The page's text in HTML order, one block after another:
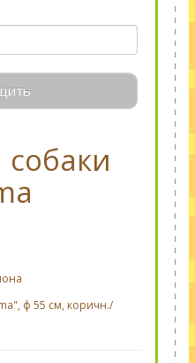
ф 55 см, коричн./